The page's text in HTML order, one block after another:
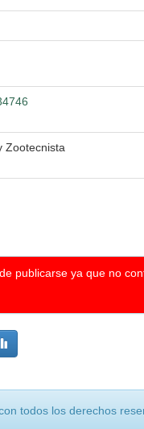
Zootecnista
publicarse ya que no
todos los derechos